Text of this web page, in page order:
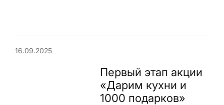
16.09.2025
Первый этап акции
«Дарим кухни и
1000 подарков»